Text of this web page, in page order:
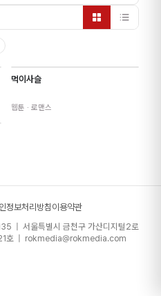
먹이사슬
웹툰 · 로맨스
정보처리방침 이용약관
| 서울특별시 금천구 가산디지털2로
호 | rokmedia@rokmedia.com